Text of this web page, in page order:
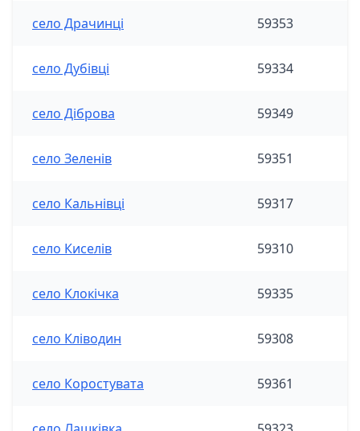
село Драчинці 59353
село Дубівці 59334
село Діброва 59349
село Зеленів 59351
село Кальнівці 59317
село Киселів 59310
село Клокічка 59335
село Кліводин 59308
село Коростувата 59361